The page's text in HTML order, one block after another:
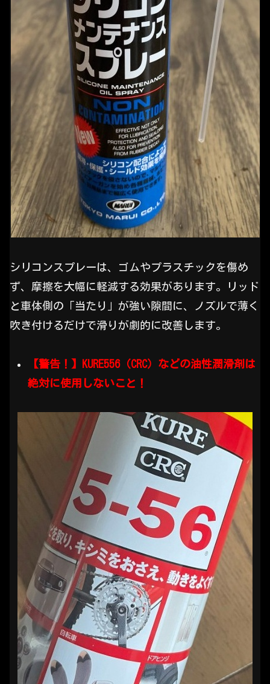
シリコンスプレーは、ゴムやプラスチックを傷め
ず、摩擦を大幅に軽減する効果があります。リッド
と車体側の「当たり」が強い隙間に、ノズルで薄く
吹き付けるだけで滑りが劇的に改善します。
【警告！】KURE556（CRC）などの油性潤滑剤は
絶対に使用しないこと！